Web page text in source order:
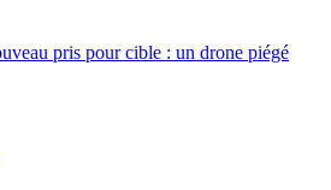
pris pour cible : un drone piégé